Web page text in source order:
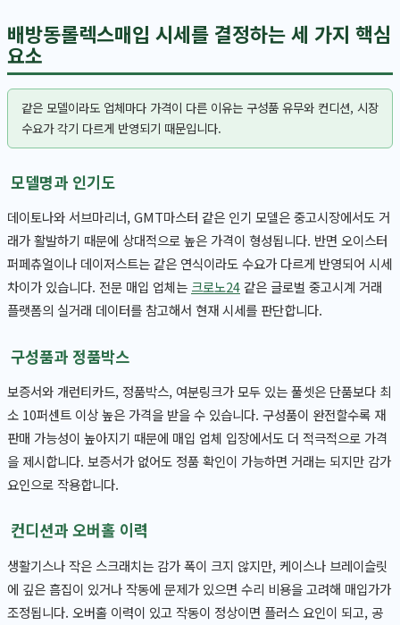
배방동롤렉스매입 시세를 결정하는 세 가지 핵심
요소
같은 모델이라도 업체마다 가격이 다른 이유는 구성품 유무와 컨디션, 시장
수요가 각기 다르게 반영되기 때문입니다.
모델명과 인기도
데이토나와 서브마리너, GMT마스터 같은 인기 모델은 중고시장에서도 거
래가 활발하기 때문에 상대적으로 높은 가격이 형성됩니다. 반면 오이스터
퍼페츄얼이나 데이저스트는 같은 연식이라도 수요가 다르게 반영되어 시세
차이가 있습니다. 전문 매입 업체는 크로노24같은 글로벌 중고시계 거래
플랫폼의 실거래 데이터를 참고해서 현재 시세를 판단합니다.
구성품과 정품박스
보증서와 개런티카드, 정품박스, 여분링크가 모두 있는 풀셋은 단품보다 최
소 10퍼센트 이상 높은 가격을 받을 수 있습니다. 구성품이 완전할수록 재
판매 가능성이 높아지기 때문에 매입 업체 입장에서도 더 적극적으로 가격
을 제시합니다. 보증서가 없어도 정품 확인이 가능하면 거래는 되지만 감가
요인으로 작용합니다.
컨디션과 오버홀 이력
생활기스나 작은 스크래치는 감가 폭이 크지 않지만, 케이스나 브레이슬릿
에 깊은 흠집이 있거나 작동에 문제가 있으면 수리 비용을 고려해 매입가가
조정됩니다. 오버홀 이력이 있고 작동이 정상이면 플러스 요인이 되고, 공